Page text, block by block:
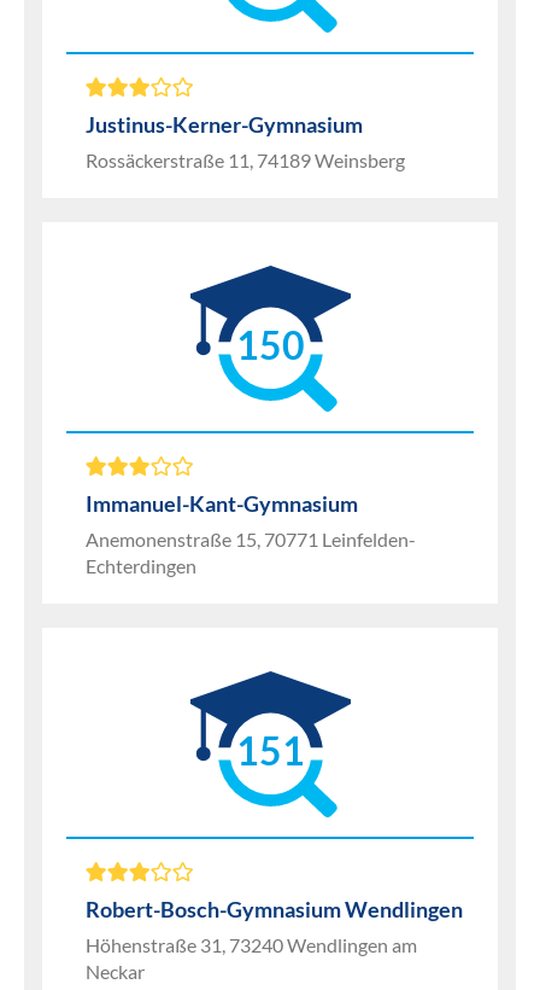
Justinus-Kerner-Gymnasium
Rossäckerstraße 11, 74189 Weinsberg
150
Immanuel-Kant-Gymnasium
Anemonenstraße 15, 70771 Leinfelden-
Echterdingen
151
Robert-Bosch-Gymnasium Wendlingen
Höhenstraße 31, 73240 Wendlingen am
Neckar